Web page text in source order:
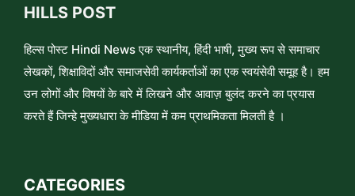
HILLS POST
हिल्स पोस्ट Hindi News एक स्थानीय, हिंदी भाषी, मुख्य रूप से समाचार
लेखकों, शिक्षाविदों और समाजसेवी कार्यकर्ताओं का एक स्वयंसेवी समूह है। हम
उन लोगों और विषयों के बारे में लिखने और आवाज़ बुलंद करने का प्रयास
करते हैं जिन्हे मुख्यधारा के मीडिया में कम प्राथमिकता मिलती है ।
CATEGORIES